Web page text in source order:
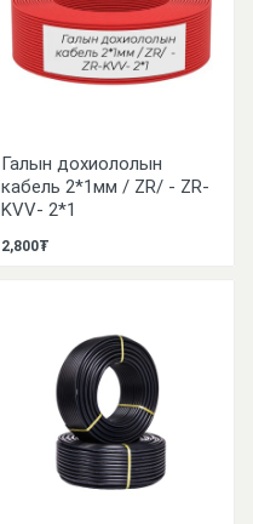
Галын дохиололын
кабель 2*1мм / ZR/ - ZR-
KVV- 2*1
2,800₮